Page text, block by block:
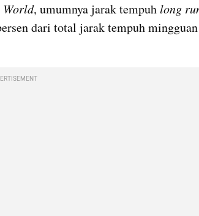
World, umumnya jarak tempuh
dari total jarak tempuh mingguan